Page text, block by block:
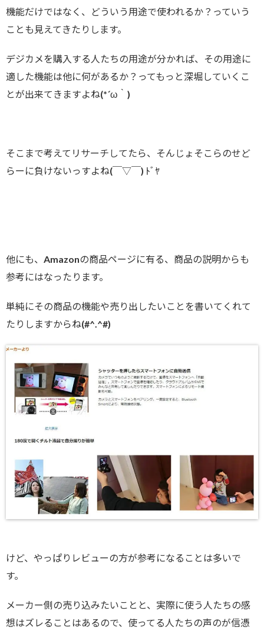
機能だけではなく、どういう用途で使われるか？っていう
ことも見えてきたりします。
デジカメを購入する人たちの用途が分かれば、その用途に
適した機能は他に何があるか？ってもっと深堀していくこ
とが出来てきますよね(*´ω｀)
そこまで考えてリサーチしてたら、そんじょそこらのせど
らーに負けないっすよね(￣▽￣) ﾄﾞﾔ
他にも、Amazonの商品ページに有る、商品の説明からも
参考にはなったります。
単純にその商品の機能や売り出したいことを書いてくれて
たりしますからね(#^.^#)
けど、やっぱりレビューの方が参考になることは多いで
す。
メーカー側の売り込みたいことと、実際に使う人たちの感
想はズレることはあるので、使ってる人たちの声のが信憑